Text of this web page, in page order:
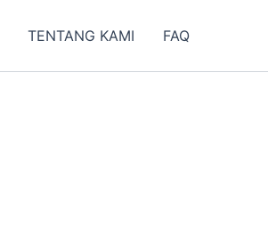
TENTANG KAMI FAQ